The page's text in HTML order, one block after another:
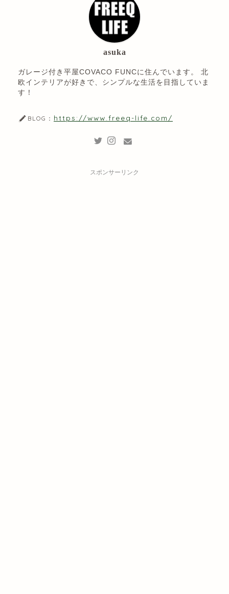
asuka
ガレージ付き平屋COVACO FUNCに住んでいます。 北
欧インテリアが好きで、シンプルな生活を目指していま
す！
BLOG： https://www.freeq-life.com/
スポンサーリンク